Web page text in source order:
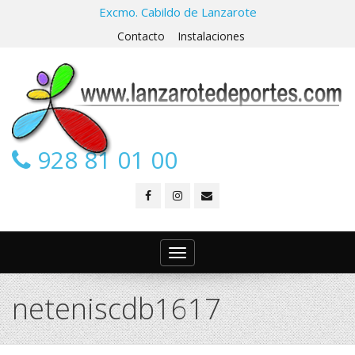
Excmo. Cabildo de Lanzarote
Contacto Instalaciones
928 81 01 00
Toggle
navigation
neteniscdb1617